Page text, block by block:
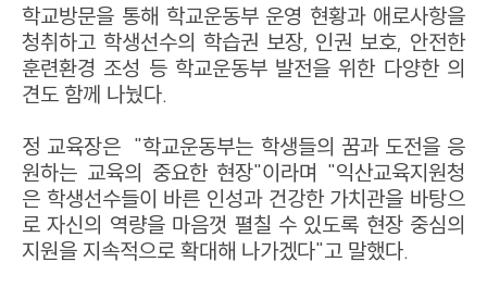
학교방문을 통해 학교운동부 운영 현황과 애로사항을
청취하고 학생선수의 학습권 보장, 인권 보호, 안전한
훈련환경 조성 등 학교운동부 발전을 위한 다양한 의
견도 함께 나눴다.
정 교육장은 "학교운동부는 학생들의 꿈과 도전을 응
원하는 교육의 중요한 현장"이라며 "익산교육지원청
은 학생선수들이 바른 인성과 건강한 가치관을 바탕으
로 자신의 역량을 마음껏 펼칠 수 있도록 현장 중심의
지원을 지속적으로 확대해 나가겠다"고 말했다.